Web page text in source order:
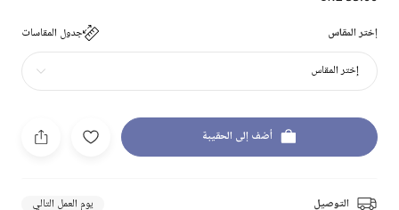
إختر المقاس جدول المقاسات
إختر المقاس
أضف إلى الحقيبة
التوصيل يوم العمل التالي